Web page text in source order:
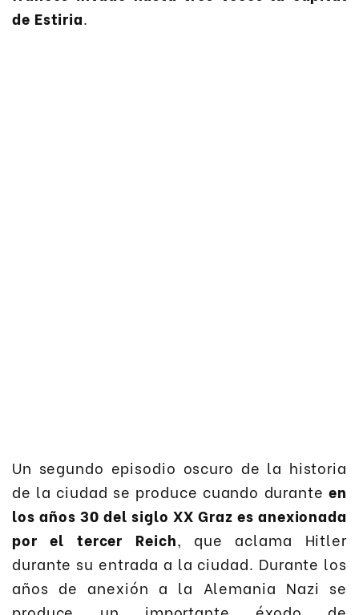
de Estiria.
Un segundo episodio oscuro de la historia
de la ciudad se produce cuando duranteen
los años 30 del siglo XX Graz es anexionada
por el tercer Reich, que aclama Hitler
durante su entrada a la ciudad. Durante los
años de anexión a la Alemania Nazi se